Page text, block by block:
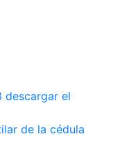
descargar el
de la cédula